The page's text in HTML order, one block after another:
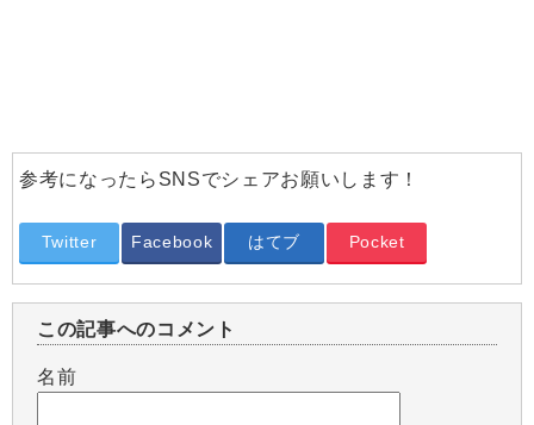
参考になったらSNSでシェアお願いします！
Twitter Facebook はてブ Pocket
この記事へのコメント
名前